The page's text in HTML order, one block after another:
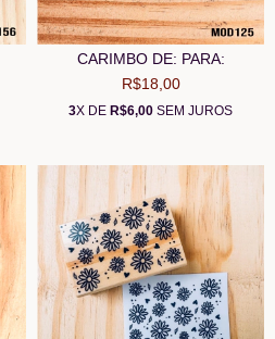
CARIMBO DE: PARA:
R$18,00
3X DE R$6,00 SEM JUROS